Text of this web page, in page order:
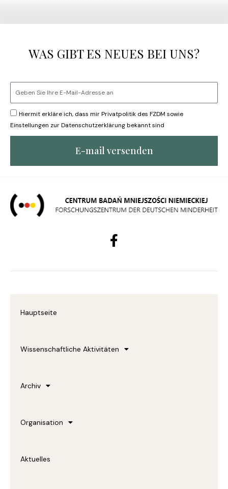
WAS GIBT ES NEUES BEI UNS?
Hiermit erkläre ich, dass mir Privatpolitik des FZDM sowie
Einstellungen zur Datenschutzerklärung bekannt sind
E-mail versenden
F
a
e
f
Hauptseite
Wissenschaftliche Aktivitäten
Archiv
Organisation
Aktuelles